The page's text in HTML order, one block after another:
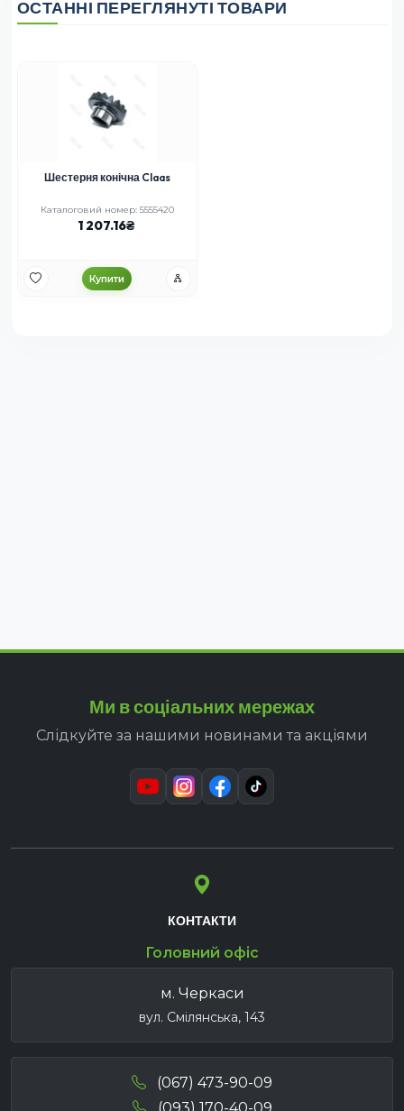
ОСТАННІ ПЕРЕГЛЯНУТІ ТОВАРИ
Шестерня конічна Claas
Каталоговий номер: 5555420
1 207.16
Купити
Ми в соціальних мережах
Слідкуйте за нашими новинами та акціями
КОНТАКТИ
Головний офіс
м. Черкаси
вул. Смілянська, 143
(067) 473-90-09